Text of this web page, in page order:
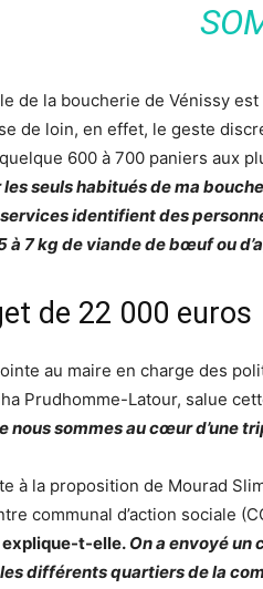
de la boucherie de Vénissy
de loin, en effet, le geste
600 à 700 paniers aux
seuls habitués de ma
identifient des
à 7 kg de viande de bœuf ou
de 22 000 euros
au maire en charge des
Prudhomme-Latour, salue
nous sommes au cœur d’une
à la proposition de Mourad
communal d’action sociale
explique-t-elle. On a envoyé un
différents quartiers de la